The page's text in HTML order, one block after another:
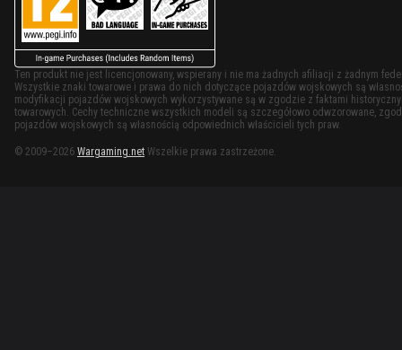
Ten produkt nie jest licencjonowany, wspierany i nie ma żadnych afiliacji z żadnym
Wszystkie znaki towarowe i prawa do nich dotyczące pojazdów wojskowych są
modyfikacji pojazdów wojskowych wykorzystywane są w zgodzie z faktami
towarowych. Cechy techniczne wszystkich modeli są szczegółowo odwzorowane,
pojazdów wojskowych są własnością odpowiednich właścicieli tych praw.
© 2009–2026 Wargaming.net Wszelkie prawa zastrzeżone.